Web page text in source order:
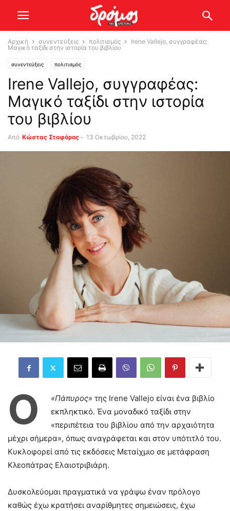
Αρχική συνεντεύξεις πολιτισμός
Irene Vallejo, συγγραφέας:
Μαγικό ταξίδι στην ιστορία του βιβλίου
συνεντεύξεις πολιτισμός
Irene Vallejo, συγγραφέας:
Μαγικό ταξίδι στην ιστορία
του βιβλίου
Από Κώστας Στοφόρος - 13 Οκτωβρίου, 2022
Ο «Πάπυρος» της Irene Vallejo είναι ένα βιβλίο
εκπληκτικό. Ένα μοναδικό ταξίδι στην
«περιπέτεια του βιβλίου από την αρχαιότητα
μέχρι σήμερα», όπως αναγράφεται και στον υπότιτλό του.
Κυκλοφορεί από τις εκδόσεις Μεταίχμιο σε μετάφραση
Κλεοπάτρας Ελαιοτριβιάρη.
Δυσκολεύομαι πραγματικά να γράψω έναν πρόλογο
καθώς έχω κρατήσει αναρίθμητες σημειώσεις, έχω